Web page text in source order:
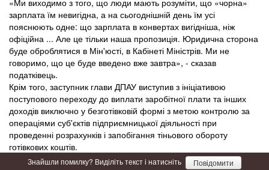
«Ми виходимо з того, що люди мають розуміти, що «чорна»
зарплата їм невигідна, а на сьогоднішній день їм усі
пояснюють одне: що зарплата в конвертах вигідніша, ніж
офіційна ... Але це тільки наша пропозиція. Юридична сторона
буде оброблятися в Мін'юсті, в Кабінеті Міністрів. Ми не
говоримо, що це буде введено вже завтра», - сказав
податківець.
Крім того, заступник глави ДПАУ виступив з ініціативою
поступового переходу до виплати заробітної плати та інших
доходів виключно у безготівковій формі з метою контролю за
операціями суб'єктів підприємницької діяльності при
проведенні розрахунків і запобігання тіньового обороту
готівкових коштів.
Знайшли помилку? Виділіть текст і натисніть Повідомити